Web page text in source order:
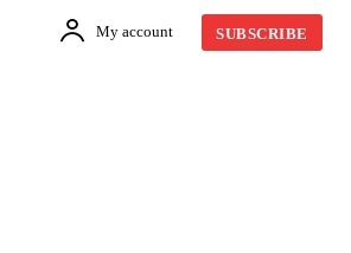
My account SUBSCRIBE